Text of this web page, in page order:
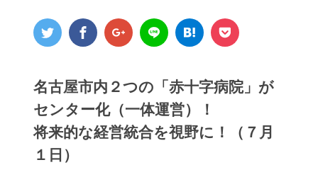
名古屋市内２つの「赤十字病院」が
センター化（一体運営）！
将来的な経営統合を視野に！（７月
１日）